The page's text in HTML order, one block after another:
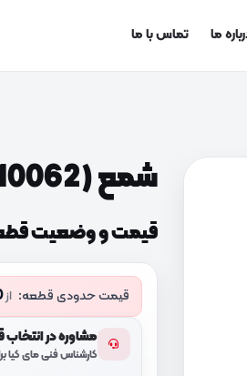
ما تماس با ما
شمع (1884310062)
قیمت و وضعیت
قیمت حدودی قطعه: از
مشاوره در
کارشناس فنی مای